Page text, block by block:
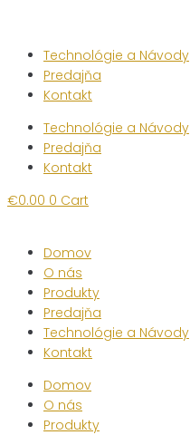
Technológie a Návody
Predajňa
Kontakt
Technológie a Návody
Predajňa
Kontakt
€0.00 0 Cart
Domov
O nás
Produkty
Predajňa
Technológie a Návody
Kontakt
Domov
O nás
Produkty